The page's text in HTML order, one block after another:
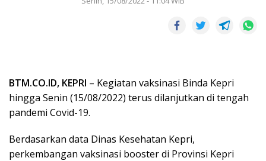
BTM.CO.ID, KEPRI – Kegiatan vaksinasi Binda Kepri
hingga Senin (15/08/2022) terus dilanjutkan di tengah
pandemi Covid-19.
Berdasarkan data Dinas Kesehatan Kepri,
perkembangan vaksinasi booster di Provinsi Kepri